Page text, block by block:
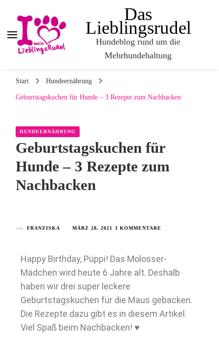
Das
Lieblingsrudel
Hundeblog rund um die
Mehrhundehaltung
Start Hundeernährung
Geburtstagskuchen für Hunde – 3 Rezepte zum Nachbacken
HUNDEERNÄHRUNG
Geburtstagskuchen für
Hunde – 3 Rezepte zum
Nachbacken
von FRANZISKA MÄRZ 28, 2021 3 KOMMENTARE
Happy Birthday, Püppi! Das Molosser-
Mädchen wird heute 6 Jahre alt. Deshalb
haben wir drei super leckere
Geburtstagskuchen für die Maus gebacken.
Die Rezepte dazu gibt es in diesem Artikel.
Viel Spaß beim Nachbacken! ♥